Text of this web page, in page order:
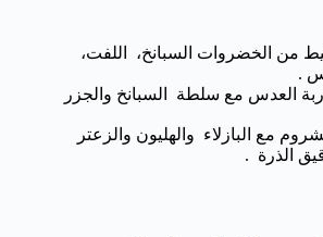
من الخضروات السبانخ، اللفت،
.
العدس مع سلطة السبانخ والجزر
مع البازلاء والهليون والزعتر
الذرة .